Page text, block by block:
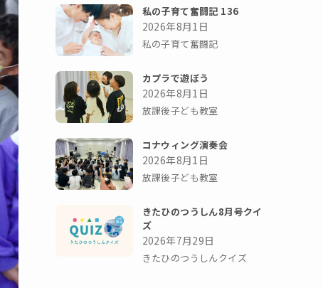
私の子育て奮闘記 136
2026年8月1日
私の子育て奮闘記
カプラで遊ぼう
2026年8月1日
放課後子ども教室
コナウィング演奏会
2026年8月1日
放課後子ども教室
きたひのつうしん8月号クイ
ズ
2026年7月29日
きたひのつうしんクイズ